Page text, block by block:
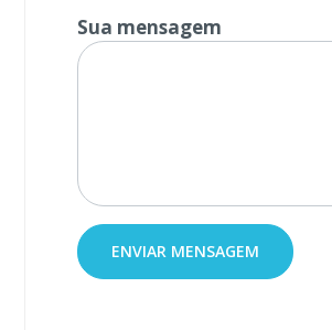
Sua mensagem